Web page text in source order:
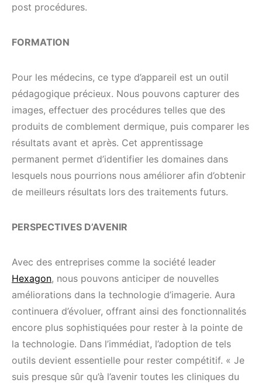
post procédures.
FORMATION
Pour les médecins, ce type d’appareil est un outil
pédagogique précieux. Nous pouvons capturer des
images, effectuer des procédures telles que des
produits de comblement dermique, puis comparer les
résultats avant et après. Cet apprentissage
permanent permet d’identifier les domaines dans
lesquels nous pourrions nous améliorer afin d’obtenir
de meilleurs résultats lors des traitements futurs.
PERSPECTIVES D’AVENIR
Avec des entreprises comme la société leader
Hexagon, nous pouvons anticiper de nouvelles
améliorations dans la technologie d’imagerie. Aura
continuera d’évoluer, offrant ainsi des fonctionnalités
encore plus sophistiquées pour rester à la pointe de
la technologie. Dans l’immédiat, l’adoption de tels
outils devient essentielle pour rester compétitif. « Je
suis presque sûr qu’à l’avenir toutes les cliniques du